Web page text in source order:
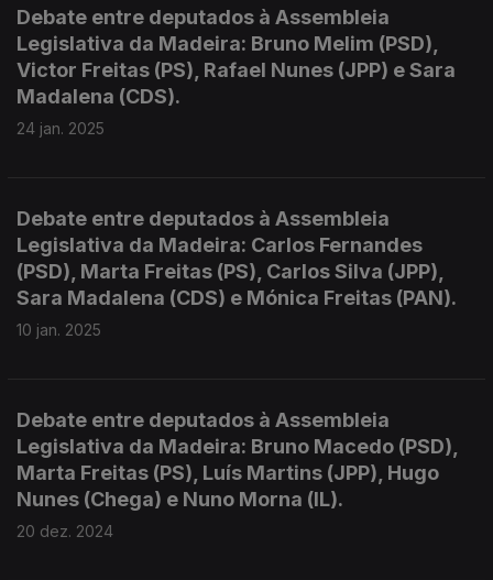
Debate entre deputados à Assembleia
Legislativa da Madeira: Bruno Melim (PSD),
Victor Freitas (PS), Rafael Nunes (JPP) e Sara
Madalena (CDS).
24 jan. 2025
Debate entre deputados à Assembleia
Legislativa da Madeira: Carlos Fernandes
(PSD), Marta Freitas (PS), Carlos Silva (JPP),
Sara Madalena (CDS) e Mónica Freitas (PAN).
10 jan. 2025
Debate entre deputados à Assembleia
Legislativa da Madeira: Bruno Macedo (PSD),
Marta Freitas (PS), Luís Martins (JPP), Hugo
Nunes (Chega) e Nuno Morna (IL).
20 dez. 2024